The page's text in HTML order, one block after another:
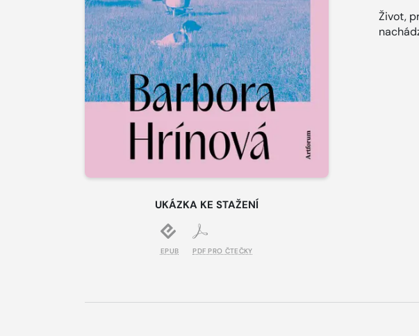
UKÁZKA KE STAŽENÍ
EPUB PDF PRO ČTEČKY
Život,